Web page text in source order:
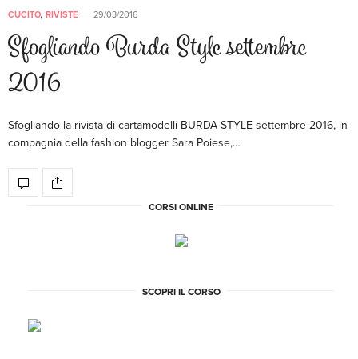
CUCITO, RIVISTE 29/03/2016
Sfogliando Burda Style settembre
2016
Sfogliando la rivista di cartamodelli BURDA STYLE settembre 2016, in
compagnia della fashion blogger Sara Poiese,…
CORSI ONLINE
SCOPRI IL CORSO